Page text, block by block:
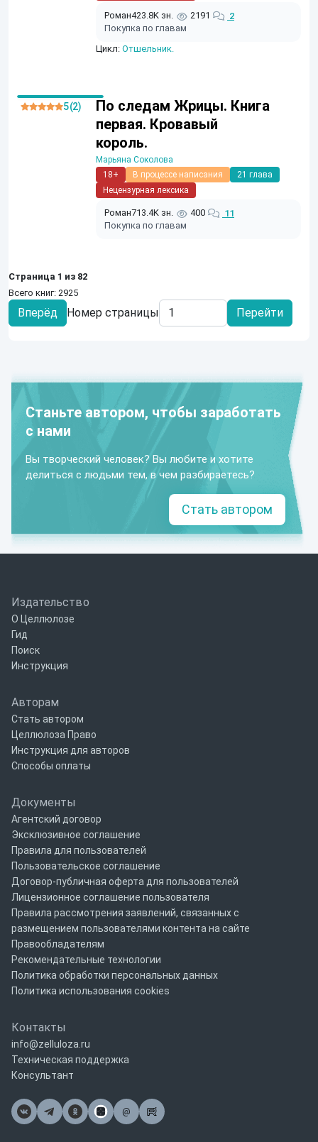
Роман423.8K зн. 2191
2
Покупка по главам
Цикл: Отшельник.
По следам Жрицы. Книга
первая. Кровавый
король.
Марьяна Соколова
18+
В процессе написания
21 глава
Нецензурная лексика
Роман713.4K зн. 400
11
Покупка по главам
5 (2)
Страница 1 из 82
Всего книг: 2925
Вперёд Номер страницы Перейти
Станьте автором, чтобы заработать
с нами
Вы творческий человек? Вы любите и хотите
делиться с людьми тем, в чем разбираетесь?
Стать автором
Издательство
О Целлюлозе
Гид
Поиск
Инструкция
Авторам
Стать автором
Целлюлоза Право
Инструкция для авторов
Способы оплаты
Документы
Агентский договор
Эксклюзивное соглашение
Правила для пользователей
Пользовательское соглашение
Договор-публичная оферта для пользователей
Лицензионное соглашение пользователя
Правила рассмотрения заявлений, связанных с
размещением пользователями контента на сайте
Правообладателям
Рекомендательные технологии
Политика обработки персональных данных
Политика использования cookies
Контакты
info@zelluloza.ru
Техническая поддержка
Консультант
@
Почта